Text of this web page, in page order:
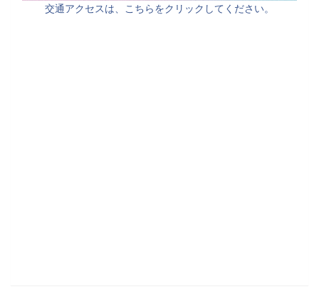
交通アクセスは、こちらをクリックしてください。